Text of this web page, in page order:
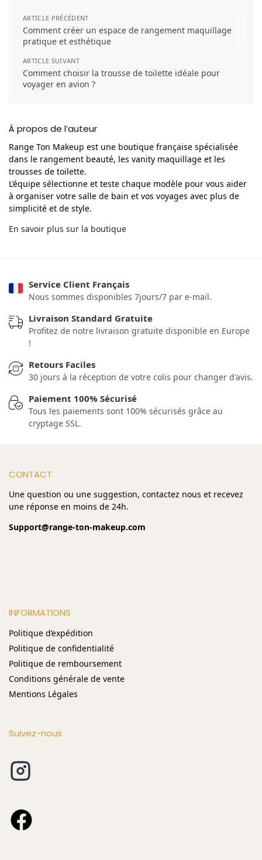
ARTICLE PRÉCÉDENT
Comment créer un espace de rangement maquillage
pratique et esthétique
ARTICLE SUIVANT
Comment choisir la trousse de toilette idéale pour
voyager en avion ?
À propos de l’auteur
Range Ton Makeup est une boutique française spécialisée
dans le rangement beauté, les vanity maquillage et les
trousses de toilette.
L’équipe sélectionne et teste chaque modèle pour vous aider
à organiser votre salle de bain et vos voyages avec plus de
simplicité et de style.
En savoir plus sur la boutique
Service Client Français
Nous sommes disponibles 7jours/7 par e-mail.
Livraison Standard Gratuite
Profitez de notre livraison gratuite disponible en Europe
!
Retours Faciles
30 jours à la réception de votre colis pour changer d'avis.
Paiement 100% Sécurisé
Tous les paiements sont 100% sécurisés grâce au
cryptage SSL.
CONTACT
Une question ou une suggestion, contactez nous et recevez
une réponse en moins de 24h.
Support@range-ton-makeup.com
INFORMATIONS
Politique d’expédition
Politique de confidentialité
Politique de remboursement
Conditions générale de vente
Mentions Légales
Suivez-nous